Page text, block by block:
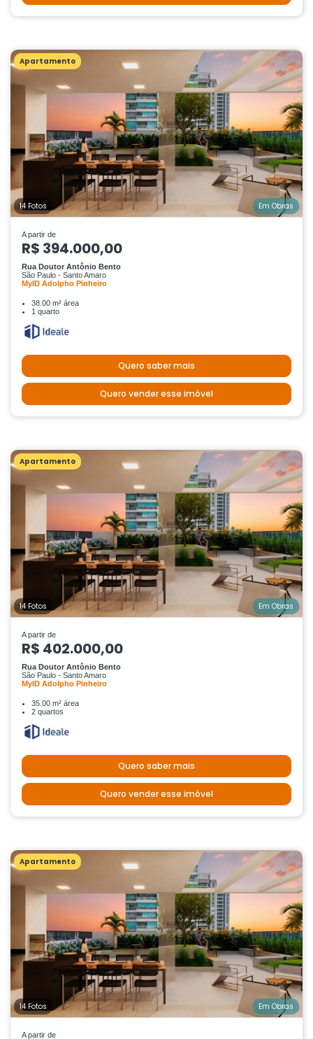
Apartamento
14 Fotos Em Obras
A partir de
R$ 394.000,00
Rua Doutor Antônio Bento
São Paulo - Santo Amaro
MyID Adolpho Pinheiro
38.00 m² área
1 quarto
Quero saber mais
Quero vender esse imóvel
Apartamento
14 Fotos Em Obras
A partir de
R$ 402.000,00
Rua Doutor Antônio Bento
São Paulo - Santo Amaro
MyID Adolpho Pinheiro
35.00 m² área
2 quartos
Quero saber mais
Quero vender esse imóvel
Apartamento
14 Fotos Em Obras
A partir de